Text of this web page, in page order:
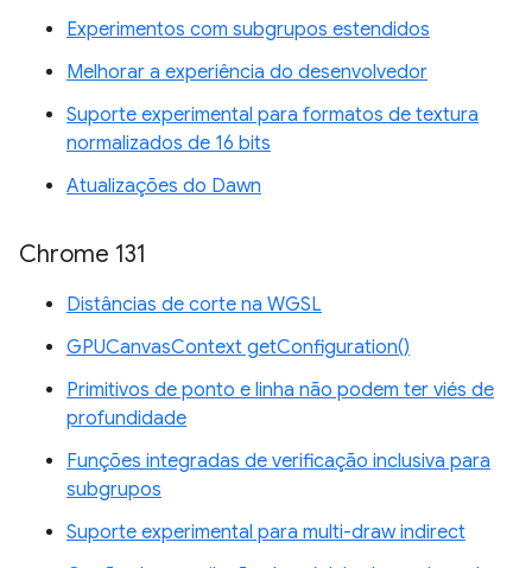
Experimentos com subgrupos estendidos
Melhorar a experiência do desenvolvedor
Suporte experimental para formatos de textura
normalizados de 16 bits
Atualizações do Dawn
Chrome 131
Distâncias de corte na WGSL
GPUCanvasContext getConfiguration()
Primitivos de ponto e linha não podem ter viés de
profundidade
Funções integradas de verificação inclusiva para
subgrupos
Suporte experimental para multi-draw indirect